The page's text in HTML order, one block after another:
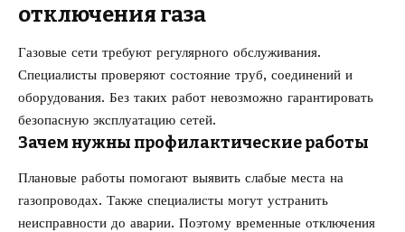
отключения газа
Газовые сети требуют регулярного обслуживания.
Специалисты проверяют состояние труб, соединений и
оборудования. Без таких работ невозможно гарантировать
безопасную эксплуатацию сетей.
Зачем нужны профилактические работы
Плановые работы помогают выявить слабые места на
газопроводах. Также специалисты могут устранить
неисправности до аварии. Поэтому временные отключения